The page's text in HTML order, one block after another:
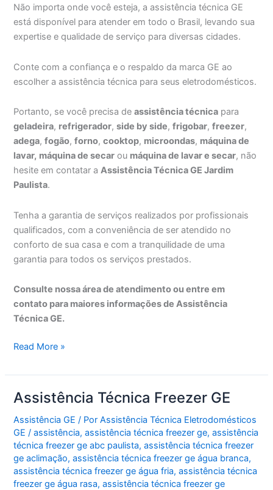
Não importa onde você esteja, a assistência técnica GE
está disponível para atender em todo o Brasil, levando sua
expertise e qualidade de serviço para diversas cidades.
Conte com a confiança e o respaldo da marca GE ao
escolher a assistência técnica para seus eletrodomésticos.
Portanto, se você precisa deassistência técnica para
geladeira, refrigerador,side by side,frigobar,freezer,
adega,fogão,forno,cooktop, microondas, máquina de
lavar, máquina de secar ou máquina de lavar e secar, não
hesite em contatar aAssistência Técnica GE Jardim
Paulista.
Tenha a garantia de serviços realizados por profissionais
qualificados, com a conveniência de ser atendido no
conforto de sua casa e com a tranquilidade de uma
garantia para todos os serviços prestados.
Consulte nossa área de atendimento ou entre em
contato para maiores informações de Assistência
Técnica GE.
Assistência
GE
Jardim
Paulista
Read More »
Assistência Técnica Freezer GE
Assistência GE / PorAssistência Técnica Eletrodomésticos
GE /assistência,assistência técnica freezer ge,assistência
técnica freezer ge abc paulista,assistência técnica freezer
ge aclimação,assistência técnica freezer ge água branca,
assistência técnica freezer ge água fria,assistência técnica
freezer ge água rasa,assistência técnica freezer ge